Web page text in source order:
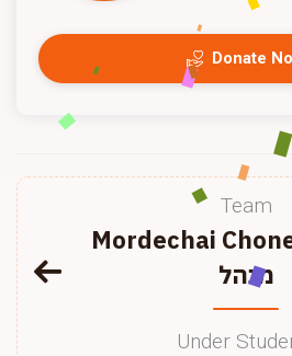
Donate
Team
Mordechai
מנהל
Under